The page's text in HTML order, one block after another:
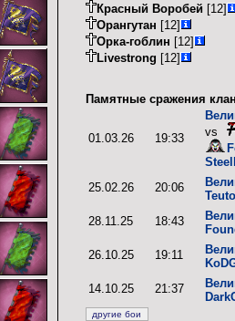
Красный Воробей [12]
Орангутан [12]
Орка-гоблин [12]
Livestrong [12]
Памятные сражения
01.03.26 19:33
vs
25.02.26
20:06
28.11.25
18:43
26.10.25
19:11
14.10.25
21:37